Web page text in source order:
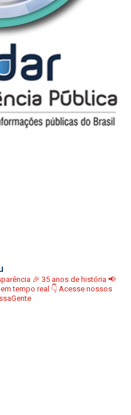
🎉 35 anos de história 📢
tempo real 👇 Acesse nossos